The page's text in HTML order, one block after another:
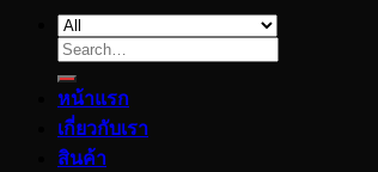
Search
for:
หน้าแรก
เกี่ยวกับเรา
สินค้า